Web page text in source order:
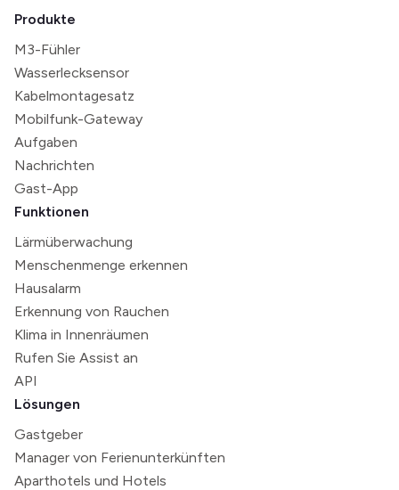
Produkte
M3-Fühler
Wasserlecksensor
Kabelmontagesatz
Mobilfunk-Gateway
Aufgaben
Nachrichten
Gast-App
Funktionen
Lärmüberwachung
Menschenmenge erkennen
Hausalarm
Erkennung von Rauchen
Klima in Innenräumen
Rufen Sie Assist an
API
Lösungen
Gastgeber
Manager von Ferienunterkünften
Aparthotels und Hotels